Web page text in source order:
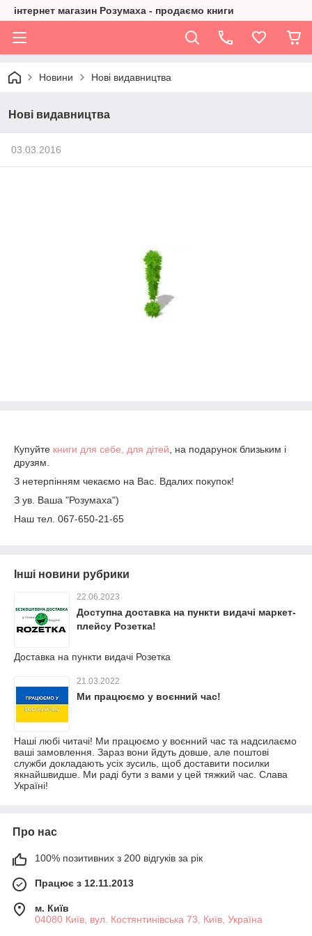
інтернет магазин Розумаха - продаємо книги
Новини Нові видавництва
Нові видавництва
03.03.2016
Купуйте книги для себе, для дітей , на подарунок близьким і
друзям.
З нетерпінням чекаємо на Вас. Вдалих покупок!
З ув. Ваша "Розумаха")
Наш тел. 067-650-21-65
Інші новини рубрики
22.06.2023
Доступна доставка на пункти видачі маркет-
плейсу Розетка!
Доставка на пункти видачі Розетка
21.03.2022
Ми працюємо у воєнний час!
Наші любі читачі! Ми працюємо у воєнний час та надсилаємо
ваші замовлення. Зараз вони йдуть довше, але поштові
служби докладають усіх зусиль, щоб доставити посилки
якнайшвидше. Ми раді бути з вами у цей тяжкий час. Слава
Україні!
Про нас
100% позитивних з 200 відгуків за рік
Працює з 12.11.2013
м. Київ
04080 Київ, вул. Костянтинівська 73, Київ, Україна